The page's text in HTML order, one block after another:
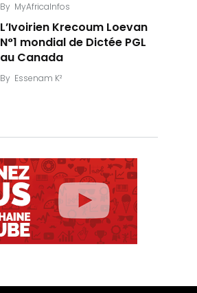
By MyAfricaInfos
L’Ivoirien Krecoum Loevan
N°1 mondial de Dictée PGL
au Canada
By Essenam K²